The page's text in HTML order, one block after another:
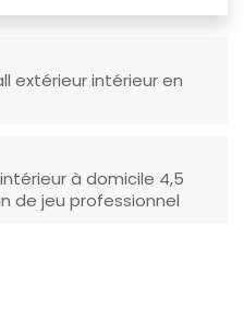
extérieur intérieur en
à domicile 4,5
de jeu professionnel